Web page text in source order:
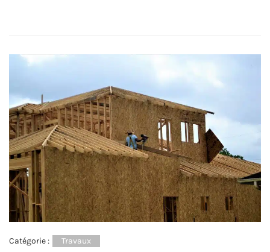
Catégorie : Travaux